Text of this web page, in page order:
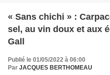
« Sans chichi » :
sel, au vin doux et aux
Gall
Publié le 01/05/2022 à 06:00
Par JACQUES BERTHOMEAU